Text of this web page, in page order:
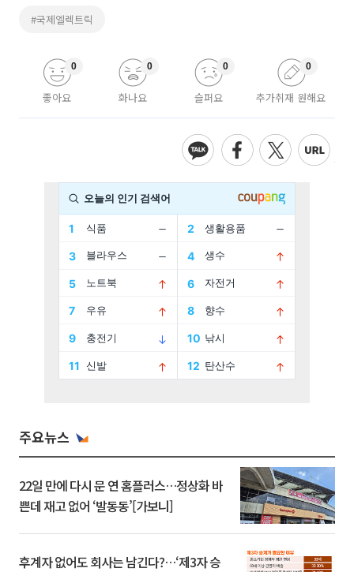
#국제엘렉트릭
좋아요
0
화나요
0
슬퍼요
0
추가취재 원해요
0
주요뉴스
22일 만에 다시 문 연 홈플러스…정상화 바
쁜데 재고 없어 ‘발동동’[가보니]
후계자 없어도 회사는 남긴다?…‘제3자 승